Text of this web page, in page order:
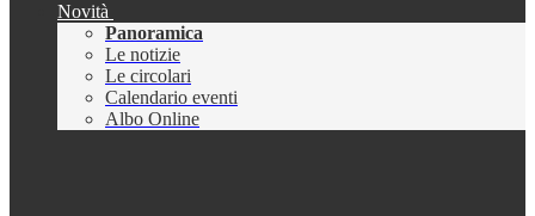
Novità
Panoramica
Le notizie
Le circolari
Calendario eventi
Albo Online